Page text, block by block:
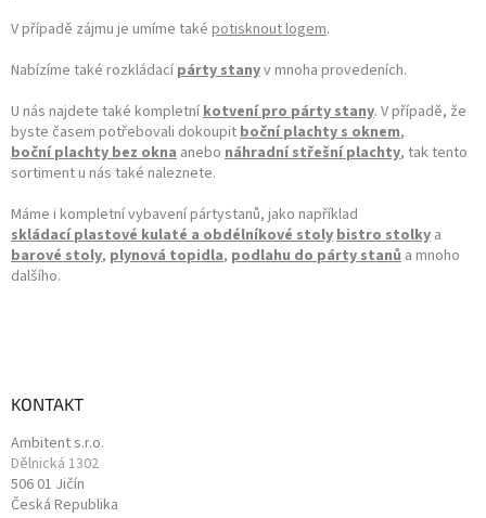
V případě zájmu je umíme také potisknout logem.
Nabízíme také rozkládací párty stanyv mnoha provedeních.
U nás najdete také kompletníkotvení pro párty stany. V případě, že
byste časem potřebovali dokoupitboční plachty s oknem,
boční plachty bez okna anebo náhradní střešní plachty, tak tento
sortiment u nás také naleznete.
Máme i kompletní vybavení pártystanů, jako například
skládací plastové kulaté a obdélníkové stolybistro stolky a
barové stoly, plynová topidla, podlahu do párty stanů a mnoho
dalšího.
KONTAKT
Ambitent s.r.o.
Dělnická 1302
506 01 Jičín
Česká Republika